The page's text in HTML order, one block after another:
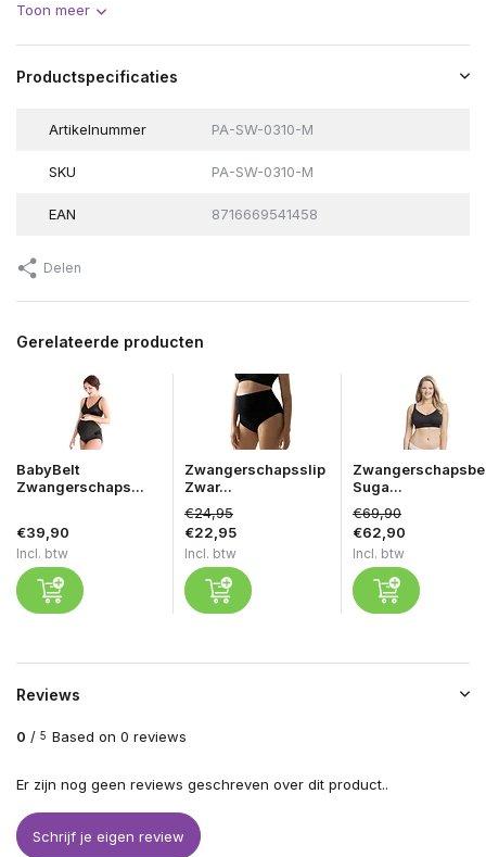
Toon meer
Productspecificaties
Artikelnummer PA-SW-0310-M
SKU PA-SW-0310-M
EAN 8716669541458
Delen
Gerelateerde producten
BabyBelt
Zwangerschaps...
€39,90
Incl. btw
Zwangerschapsslip
Zwar...
€24,95
€22,95
Incl. btw
Suga...
€69,90
€62,90
Incl. btw
Reviews
0 / 5 Based on 0 reviews
Er zijn nog geen reviews geschreven over dit product..
Schrijf je eigen review